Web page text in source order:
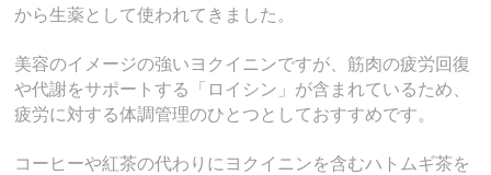
から生薬として使われてきました。
美容のイメージの強いヨクイニンですが、筋肉の疲労回復
や代謝をサポートする「ロイシン」が含まれているため、
疲労に対する体調管理のひとつとしておすすめです。
コーヒーや紅茶の代わりにヨクイニンを含むハトムギ茶を